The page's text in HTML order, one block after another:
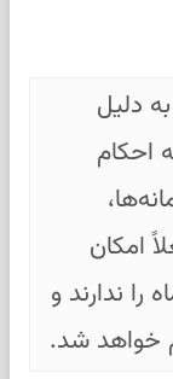
دلیل
احکام
امکان
ندارند و
خواهد شد.